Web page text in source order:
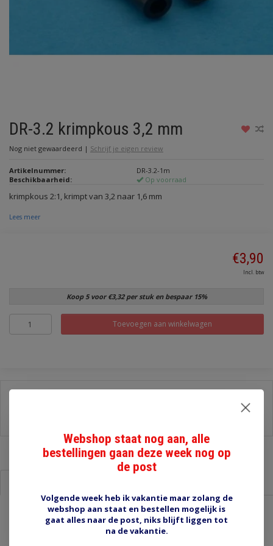
DR-3.2 krimpkous 3,2 mm
Nog niet gewaardeerd | Schrijf je eigen review
Artikelnummer:
DR-3.2-1m
Beschikbaarheid:
Op voorraad
krimpkous 2:1, krimpt van 3,2 naar 1,6 mm
Lees meer
€3,90
Incl. btw
Koop 5 voor €3,32 per stuk en bespaar 15%
Toevoegen aan winkelwagen
DR-3.2 krimpkous 3,2 mm
Webshop staat nog aan, alle
bestellingen gaan deze week nog op
de post
Volgende week heb ik vakantie maar zolang de
webshop aan staat en bestellen mogelijk is
gaat alles naar de post, niks blijft liggen tot
na de vakantie.